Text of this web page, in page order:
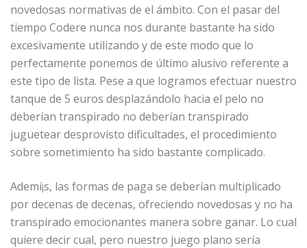
novedosas normativas de el ámbito. Con el pasar del
tiempo Codere nunca nos durante bastante ha sido
excesivamente utilizando y de este modo que lo
perfectamente ponemos de último alusivo referente a
este tipo de lista. Pese a que logramos efectuar nuestro
tanque de 5 euros desplazándolo hacia el pelo no
deberían transpirado no deberían transpirado
juguetear desprovisto dificultades, el procedimiento
sobre sometimiento ha sido bastante complicado.
Ademí¡s, las formas de paga se deberían multiplicado
por decenas de decenas, ofreciendo novedosas y no ha
transpirado emocionantes manera sobre ganar. Lo cual
quiere decir cual, pero nuestro juego plano serí­a